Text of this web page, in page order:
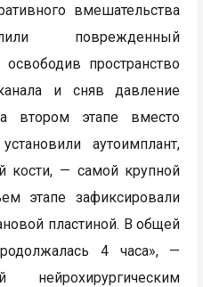
вмешательства
поврежденный
пространство
и сняв давление
втором этапе вместо
аутоимплант,
кости, — самой крупной
этапе зафиксировали
пластиной. В общей
4 часа», —
нейрохирургическим